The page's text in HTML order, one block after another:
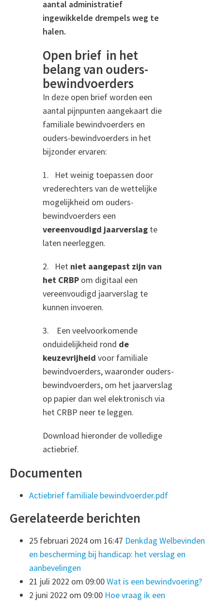
aantal administratief
ingewikkelde drempels weg te
halen.
Open brief in het
belang van ouders-
bewindvoerders
In deze open brief worden een
aantal pijnpunten aangekaart die
familiale bewindvoerders en
ouders-bewindvoerders in het
bijzonder ervaren:
1. Het weinig toepassen door
vrederechters van de wettelijke
mogelijkheid om ouders-
bewindvoerders een
vereenvoudigd jaarverslag te
laten neerleggen.
2. Het niet aangepast zijn van
het CRBP om digitaal een
vereenvoudigd jaarverslag te
kunnen invoeren.
3. Een veelvoorkomende
onduidelijkheid rond de
keuzevrijheid voor familiale
bewindvoerders, waaronder ouders-
bewindvoerders, om het jaarverslag
op papier dan wel elektronisch via
het CRBP neer te leggen.
Download hieronder de volledige
actiebrief.
Documenten
Actiebrief familiale bewindvoerder.pdf
Gerelateerde berichten
25 februari 2024 om 16:47 Denkdag Welbevinden
en bescherming bij handicap: het verslag en
aanbevelingen
21 juli 2022 om 09:00Wat is een bewindvoering?
2 juni 2022 om 09:00 Hoe vraag ik een